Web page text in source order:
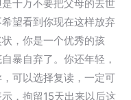
千万不要把父母的去世
望看到你现在这样放弃
，你是一个优秀的孩
暴自弃了。你还年轻，
可以选择复读，一定可
，拘留15天出来以后这